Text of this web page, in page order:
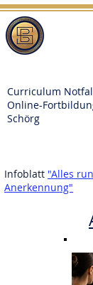
Curriculum
Online-
Schörg
Infoblatt "Alles
Anerkennung"